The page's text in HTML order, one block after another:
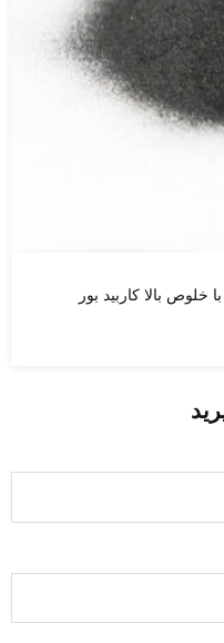
خلوص بالا کاربید بور